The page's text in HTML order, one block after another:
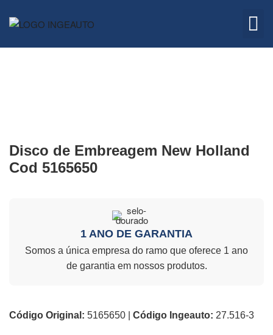
Disco de Embreagem New Holland
Cod 5165650
1 ANO DE GARANTIA
Somos a única empresa do ramo que oferece 1 ano
de garantia em nossos produtos.
Código Original: 5165650 | Código Ingeauto: 27.516-3